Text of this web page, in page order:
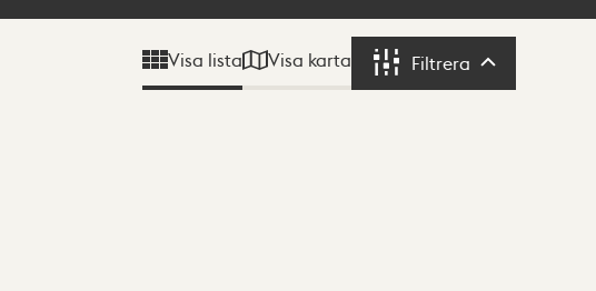
Visa lista Visa karta Filtrera Filtrera